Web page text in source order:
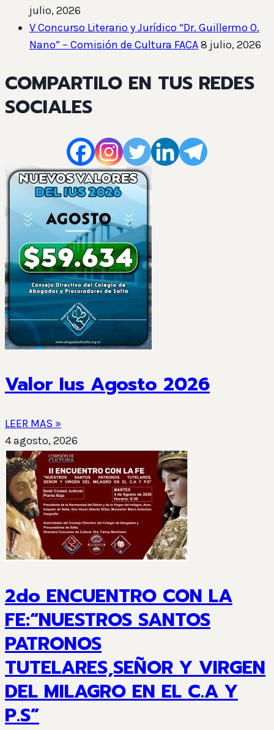
julio, 2026
V Concurso Literario y Jurídico “Dr. Guillermo O.
Nano” – Comisión de Cultura FACA8 julio, 2026
COMPARTILO EN TUS REDES
SOCIALES
Valor Ius Agosto 2026
LEER MAS »
4 agosto, 2026
2do ENCUENTRO CON LA
FE:“NUESTROS SANTOS
PATRONOS
TUTELARES,SEÑOR Y VIRGEN
DEL MILAGRO EN EL C.A Y
P.S”